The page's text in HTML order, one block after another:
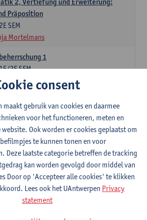
Präposition
2E SEM
Mortelmans
1
2E SEM
Mortelmans Alex Haider
2E SEM
Strobl Alex Haider
opleidingsonderdelen
Grammar for English Language
1E/2E SEM
consent
maakt gebruik van cookies en daarmee
voor het functioneren, meten en
Ook worden er cookies geplaatst om
te kunnen tonen en voor
Deze laatste categorie betreffen de tracking
kan worden gevolgd door middel van
Door op 'Accepteer alle cookies' te klikken
Lees ook het UAntwerpen Privacy
statement